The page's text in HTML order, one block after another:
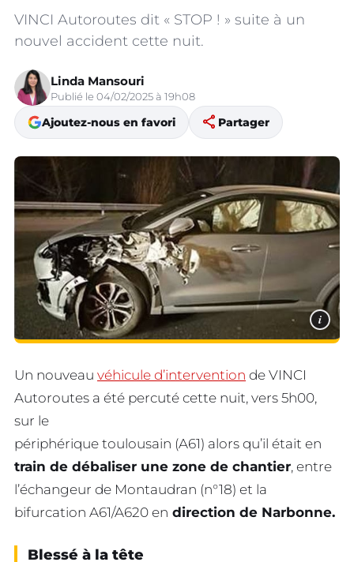
VINCI Autoroutes dit « STOP ! » suite à un
nouvel accident cette nuit.
Linda Mansouri
Publié le 04/02/2025 à 19h08
Ajoutez-nous en favori share Partager
i
Un nouveau véhicule d’intervention de VINCI
Autoroutes a été percuté cette nuit, vers 5h00,
sur le
périphérique toulousain (A61) alors qu’il était en
train de débaliser une zone de chantier, entre
l’échangeur de Montaudran (n°18) et la
bifurcation A61/A620 en direction de Narbonne.
Blessé à la tête